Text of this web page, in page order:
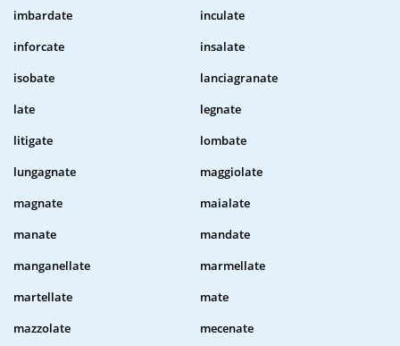
imbardate
inculate
inforcate
insalate
isobate
lanciagranate
late
legnate
litigate
lombate
lungagnate
maggiolate
magnate
maialate
manate
mandate
manganellate
marmellate
martellate
mate
mazzolate
mecenate